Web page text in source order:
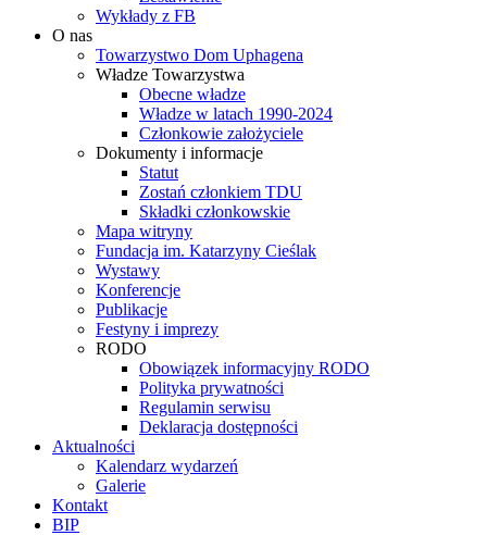
Wykłady z FB
O nas
Towarzystwo Dom Uphagena
Władze Towarzystwa
Obecne władze
Władze w latach 1990-2024
Członkowie założyciele
Dokumenty i informacje
Statut
Zostań członkiem TDU
Składki członkowskie
Mapa witryny
Fundacja im. Katarzyny Cieślak
Wystawy
Konferencje
Publikacje
Festyny i imprezy
RODO
Obowiązek informacyjny RODO
Polityka prywatności
Regulamin serwisu
Deklaracja dostępności
Aktualności
Kalendarz wydarzeń
Galerie
Kontakt
BIP